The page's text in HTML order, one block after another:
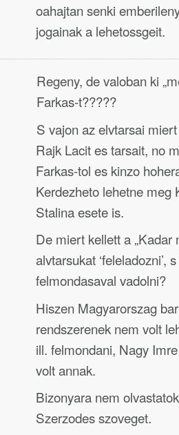
oahajtan senki
jogainak a lehetossgeit.
Regeny, de valoban ki
Farkas-t?????
S vajon az elvtarsai
Rajk Lacit es tarsait, no
Farkas-tol es kinzo
Kerdezheto lehetne meg
Stalina esete is.
De miert kellett a „Kadar
alvtarsukat ‘feleladozni’,
felmondasaval vadolni?
Hiszen Magyarorszag
rendszerenek nem volt
ill. felmondani, Nagy
volt annak.
Bizonyara nem
Szerzodes szoveget.